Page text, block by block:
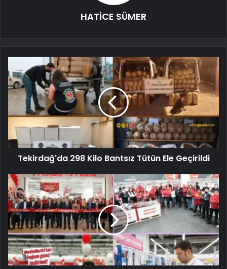
HATİCE SÜMER
Tekirdağ'da 298 Kilo Bantsız Tütün Ele Geçirildi